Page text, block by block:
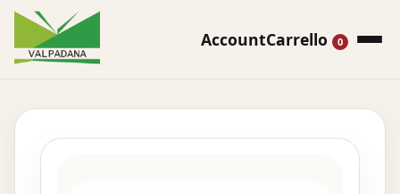
AccountCarrello 0